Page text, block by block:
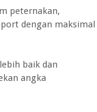
peternakan,
dengan maksimal
baik dan
angka